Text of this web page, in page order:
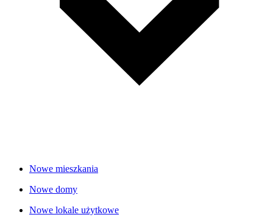
Nowe mieszkania
Nowe domy
Nowe lokale użytkowe